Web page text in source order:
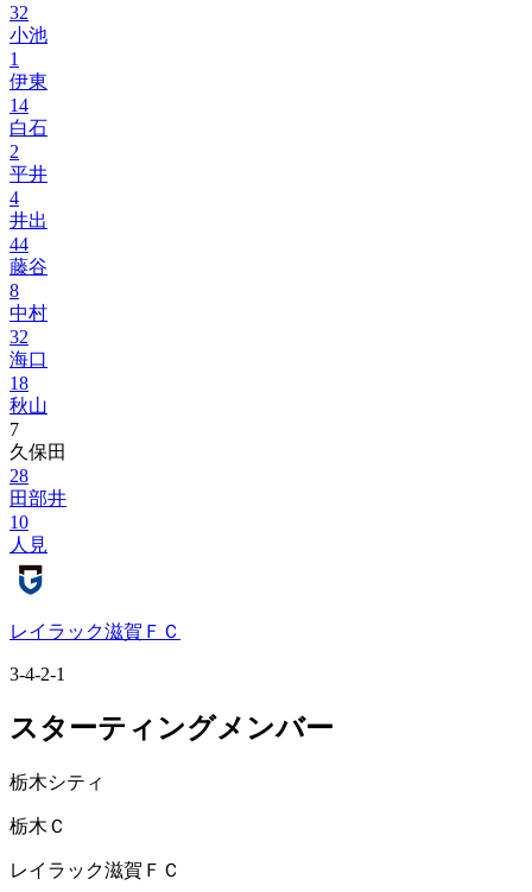
32
小池
1
伊東
14
白石
2
平井
4
井出
44
藤谷
8
中村
32
海口
18
秋山
7
久保田
28
田部井
10
人見
レイラック滋賀ＦＣ
3-4-2-1
スターティングメンバー
栃木シティ
栃木Ｃ
レイラック滋賀ＦＣ